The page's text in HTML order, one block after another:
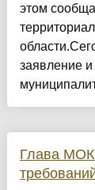
этом
заявление и
Глава